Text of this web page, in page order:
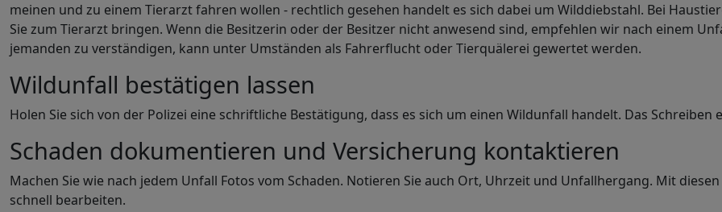
meinen und zu einem Tierarzt fahren wollen - rechtlich gesehen handelt es sich dabei um Wilddiebstahl. Bei
Sie zum Tierarzt bringen. Wenn die Besitzerin oder der Besitzer nicht anwesend sind, empfehlen wir nach einem
jemanden zu verständigen, kann unter Umständen als Fahrerflucht oder Tierquälerei gewertet werden.
Wildunfall bestätigen lassen
Holen Sie sich von der Polizei eine schriftliche Bestätigung, dass es sich um einen Wildunfall handelt. Das
Schaden dokumentieren und Versicherung kontaktieren
Machen Sie wie nach jedem Unfall Fotos vom Schaden. Notieren Sie auch Ort, Uhrzeit und Unfallhergang. Mit
schnell bearbeiten.